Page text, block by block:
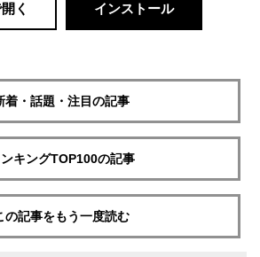
く インストール
着・話題・注目の記事
キングTOP100の記事
の記事をもう一度読む